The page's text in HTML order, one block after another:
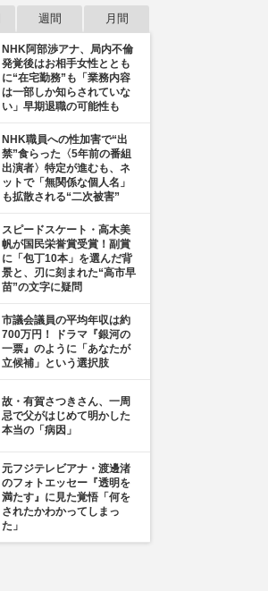
週間 月間
NHK阿部渉アナ、局内不倫
発覚後はお相手女性ととも
に“在宅勤務”も「業務内容
は一部しか知らされていな
い」早期退職の可能性も
NHK職員への性加害で“出
禁”食らった〈5年前の番組
出演者〉特定が進むも、ネ
ットで「無関係な個人名」
も拡散される“二次被害”
スピードスケート・高木美
帆が国民栄誉賞受賞！副賞
に「包丁10本」を選んだ背
景と、刃に刻まれた“高市早
苗”の文字に疑問
市議会議員の平均年収は約
700万円！ ドラマ『銀河の
一票』のように「あなたが
立候補」という選択肢
故・有賀さつきさん、一周
忌で父がはじめて明かした
本当の「病因」
元フジテレビアナ・渡邊渚
のフォトエッセー『透明を
満たす』に見た覚悟「何を
されたかわかってしまっ
た」